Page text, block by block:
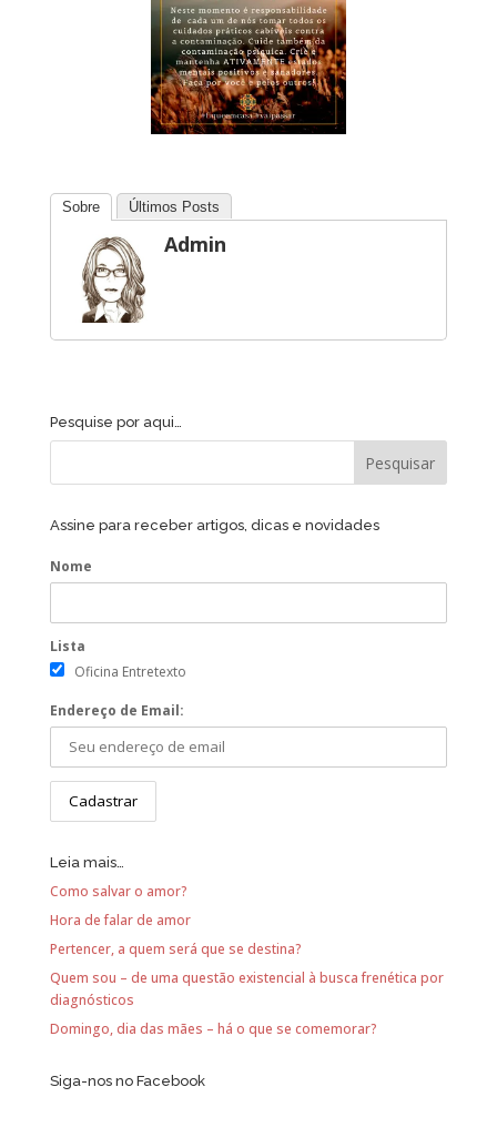
Sobre Últimos Posts
Admin
Pesquise por aqui…
Assine para receber artigos, dicas e novidades
Nome
Lista
Oficina Entretexto
Endereço de Email:
Leia mais…
Como salvar o amor?
Hora de falar de amor
Pertencer, a quem será que se destina?
Quem sou – de uma questão existencial à busca frenética por
diagnósticos
Domingo, dia das mães – há o que se comemorar?
Siga-nos no Facebook